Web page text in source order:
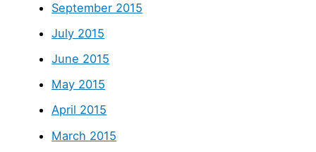
September 2015
July 2015
June 2015
May 2015
April 2015
March 2015